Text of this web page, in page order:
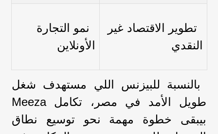
تطوير الاقتصاد غير
النقدي
نمو التجارة
الأونلاين
بالنسبة للبيزنس اللي مستهدف شغل
طويل الأمد في مصر، تكامل Meeza
بيبقى خطوة مهمة نحو توسيع نطاق